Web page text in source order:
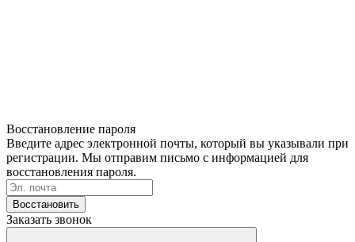
Восстановление пароля
Введите адрес электронной почты, который вы указывали при
регистрации. Мы отправим письмо с информацией для
восстановления пароля.
Восстановить
Заказать звонок